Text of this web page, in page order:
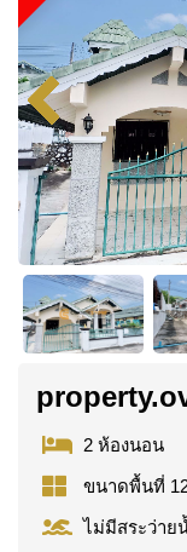
2 ห้องนอน
ขนาดพื้นที่
ไม่มีสระว่าย